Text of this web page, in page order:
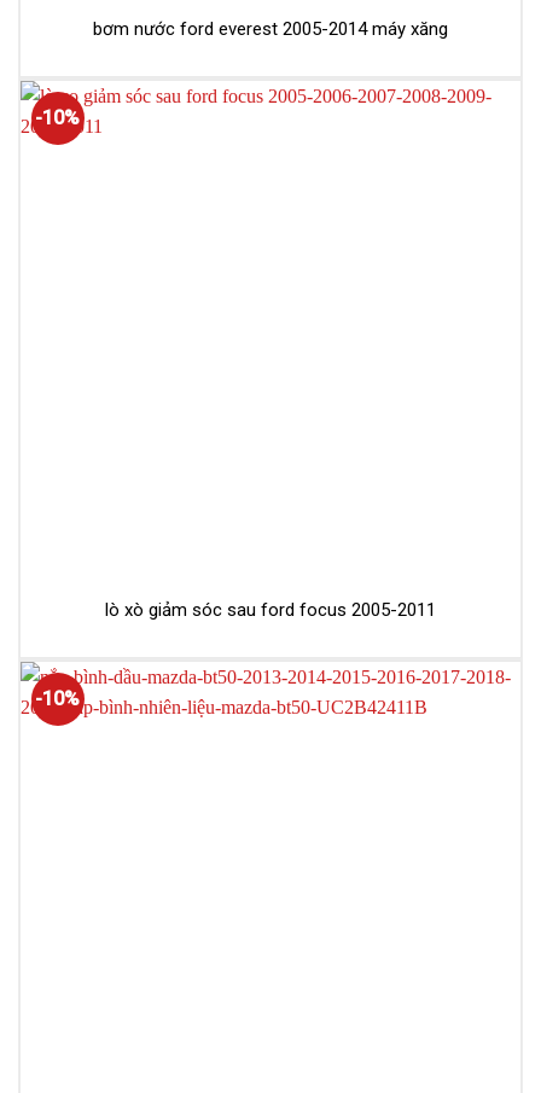
bơm nước ford everest 2005-2014 máy xăng
-10%
lò xò giảm sóc sau ford focus 2005-2011
-10%